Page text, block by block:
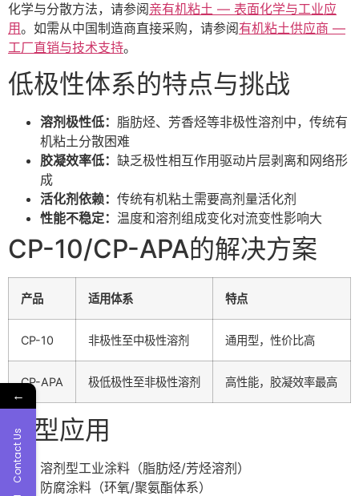
化学与分散方法，请参阅亲有机粘土 — 表面化学与工业应
用。如需从中国制造商直接采购，请参阅有机粘土供应商 —
工厂直销与技术支持。
低极性体系的特点与挑战
溶剂极性低： 脂肪烃、芳香烃等非极性溶剂中，传统有
机粘土分散困难
胶凝效率低： 缺乏极性相互作用驱动片层剥离和网络形
成
活化剂依赖： 传统有机粘土需要高剂量活化剂
性能不稳定： 温度和溶剂组成变化对流变性影响大
CP-10/CP-APA的解决方案
产品 适用体系 特点
CP-10 非极性至中极性溶剂 通用型，性价比高
CP-APA 极低极性至非极性溶剂 高性能，胶凝效率最高
典型应用
溶剂型工业涂料（脂肪烃/芳烃溶剂）
防腐涂料（环氧/聚氨酯体系）
←
Contact Us